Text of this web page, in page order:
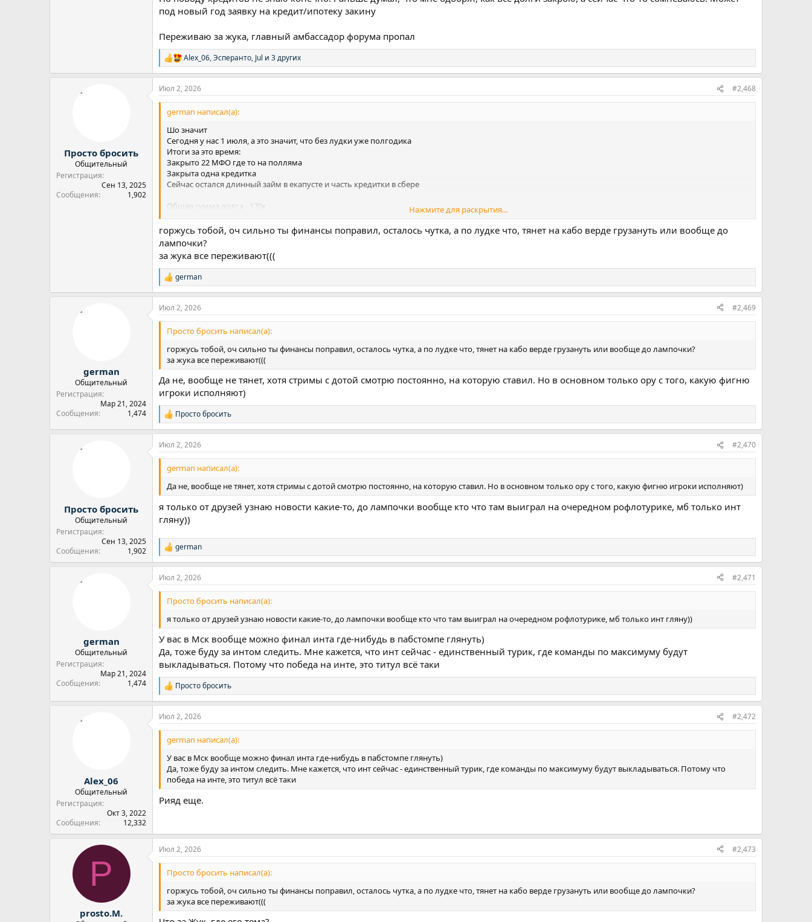
под новый год заявку на кредит/ипотеку закину
Переживаю за жука, главный амбассадор форума пропал
Р
е
а
к
ц
и
и
Alex_06,Эсперанто, Jul и 3 других
Просто бросить
Общительный
Регистрация
Сен 13, 2025
Сообщения
1,902
Июл 2, 2026 #2,468
german написал(а):
Шо значит
Сегодня у нас 1 июля, а это значит, что без лудки уже полгодика
Итоги за это время:
Закрыто 22 МФО где то на полляма
Закрыта одна кредитка
Сейчас остался длинный займ в екапусте и часть кредитки в сбере
Общая сумма долга - 170к
Долговая нагрузка в месяц уже около 7к. Копейки
По поводу кредитов не знаю конечно. Раньше думал, что мне одобрят, как все долги закрою, а сейчас что-то сомневаюсь. Может под новый год заявку
на кредит/ипотеку закину
Переживаю за жука, главный амбассадор форума пропал
Нажмите для раскрытия...
горжусь тобой, оч сильно ты финансы поправил, осталось чутка, а по лудке что, тянет на кабо верде грузануть или вообще до
лампочки?
за жука все переживают(((
Р
е
а
к
ц
и
german
german
Общительный
Регистрация
Мар 21, 2024
Сообщения
1,474
Июл 2, 2026 #2,469
Просто бросить написал(а):
горжусь тобой, оч сильно ты финансы поправил, осталось чутка, а по лудке что, тянет на кабо верде грузануть или вообще до лампочки?
за жука все переживают(((
Да не, вообще не тянет, хотя стримы с дотой смотрю постоянно, на которую ставил. Но в основном только ору с того, какую фигню
игроки исполняют)
Р
е
а
к
ц
и
и
Просто бросить
Просто бросить
Общительный
Регистрация
Сен 13, 2025
Сообщения
1,902
Июл 2, 2026 #2,470
german написал(а):
Да не, вообще не тянет, хотя стримы с дотой смотрю постоянно, на которую ставил. Но в основном только ору с того, какую фигню игроки исполняют)
я только от друзей узнаю новости какие-то, до лампочки вообще кто что там выиграл на очередном рофлотурике, мб только инт
гляну))
Р
е
а
к
ц
и
german
german
Общительный
Регистрация
Мар 21, 2024
Сообщения
1,474
Июл 2, 2026 #2,471
Просто бросить написал(а):
я только от друзей узнаю новости какие-то, до лампочки вообще кто что там выиграл на очередном рофлотурике, мб только инт гляну))
У вас в Мск вообще можно финал инта где-нибудь в пабстомпе глянуть)
Да, тоже буду за интом следить. Мне кажется, что инт сейчас - единственный турик, где команды по максимуму будут
выкладываться. Потому что победа на инте, это титул всё таки
Р
е
а
к
ц
и
и
Просто бросить
Alex_06
Общительный
Регистрация
Окт 3, 2022
Сообщения
12,332
Июл 2, 2026 #2,472
german написал(а):
У вас в Мск вообще можно финал инта где-нибудь в пабстомпе глянуть)
Да, тоже буду за интом следить. Мне кажется, что инт сейчас - единственный турик, где команды по максимуму будут выкладываться. Потому что
победа на инте, это титул всё таки
Рияд еще.
P
prosto.M.
Июл 2, 2026 #2,473
Просто бросить написал(а):
горжусь тобой, оч сильно ты финансы поправил, осталось чутка, а по лудке что, тянет на кабо верде грузануть или вообще до лампочки?
за жука все переживают(((